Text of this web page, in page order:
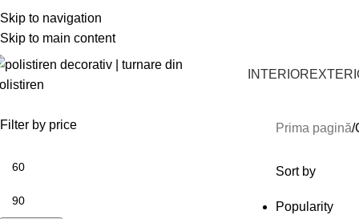
Skip to navigation
Skip to main content
COLABORATORI ȘI DISTRIBUITORI PE
INTERIOR
Filter by price Prima pagină
Sort by
Popularity